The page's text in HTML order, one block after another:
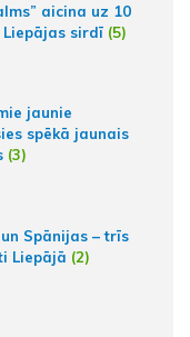
aicina uz 10
Liepājas sirdī (5)
jaunie
spēkā jaunais
(3)
Spānijas – trīs
Liepājā (2)